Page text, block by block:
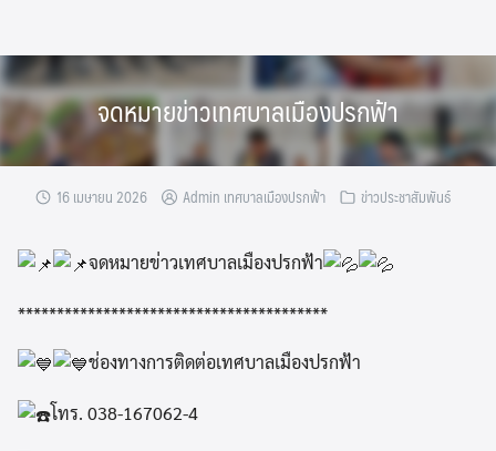
content
จดหมายข่าวเทศบาลเมืองปรกฟ้า
16 เมษายน 2026 Admin เทศบาลเมืองปรกฟ้า ข่าวประชาสัมพันธ์
จดหมายข่าวเทศบาลเมืองปรกฟ้า
****************************************
ช่องทางการติดต่อเทศบาลเมืองปรกฟ้า
โทร. 038-167062-4